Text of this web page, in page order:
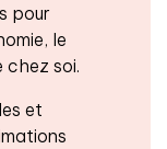
pour
le
chez soi.
et